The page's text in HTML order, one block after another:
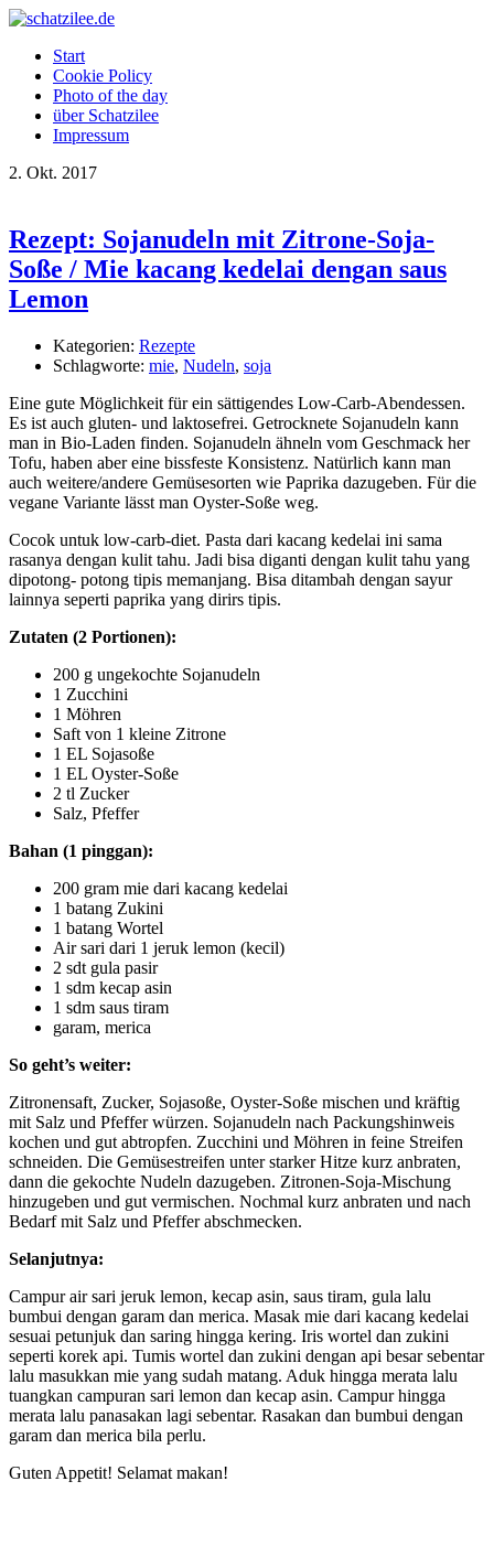
Start
Cookie Policy
Photo of the day
über Schatzilee
Impressum
2. Okt. 2017
Rezept: Sojanudeln mit Zitrone-Soja-
Soße / Mie kacang kedelai dengan saus
Lemon
Kategorien: Rezepte
Schlagworte: mie, Nudeln, soja
Eine gute Möglichkeit für ein sättigendes Low-Carb-Abendessen.
Es ist auch gluten- und laktosefrei. Getrocknete Sojanudeln kann
man in Bio-Laden finden. Sojanudeln ähneln vom Geschmack her
Tofu, haben aber eine bissfeste Konsistenz. Natürlich kann man
auch weitere/andere Gemüsesorten wie Paprika dazugeben. Für die
vegane Variante lässt man Oyster-Soße weg.
Cocok untuk low-carb-diet. Pasta dari kacang kedelai ini sama
rasanya dengan kulit tahu. Jadi bisa diganti dengan kulit tahu yang
dipotong- potong tipis memanjang. Bisa ditambah dengan sayur
lainnya seperti paprika yang dirirs tipis.
Zutaten (2 Portionen):
200 g ungekochte Sojanudeln
1 Zucchini
1 Möhren
Saft von 1 kleine Zitrone
1 EL Sojasoße
1 EL Oyster-Soße
2 tl Zucker
Salz, Pfeffer
Bahan (1 pinggan):
200 gram mie dari kacang kedelai
1 batang Zukini
1 batang Wortel
Air sari dari 1 jeruk lemon (kecil)
2 sdt gula pasir
1 sdm kecap asin
1 sdm saus tiram
garam, merica
So geht’s weiter:
Zitronensaft, Zucker, Sojasoße, Oyster-Soße mischen und kräftig
mit Salz und Pfeffer würzen. Sojanudeln nach Packungshinweis
kochen und gut abtropfen. Zucchini und Möhren in feine Streifen
schneiden. Die Gemüsestreifen unter starker Hitze kurz anbraten,
dann die gekochte Nudeln dazugeben. Zitronen-Soja-Mischung
hinzugeben und gut vermischen. Nochmal kurz anbraten und nach
Bedarf mit Salz und Pfeffer abschmecken.
Selanjutnya:
Campur air sari jeruk lemon, kecap asin, saus tiram, gula lalu
bumbui dengan garam dan merica. Masak mie dari kacang kedelai
sesuai petunjuk dan saring hingga kering. Iris wortel dan zukini
seperti korek api. Tumis wortel dan zukini dengan api besar sebentar
lalu masukkan mie yang sudah matang. Aduk hingga merata lalu
tuangkan campuran sari lemon dan kecap asin. Campur hingga
merata lalu panasakan lagi sebentar. Rasakan dan bumbui dengan
garam dan merica bila perlu.
Guten Appetit! Selamat makan!